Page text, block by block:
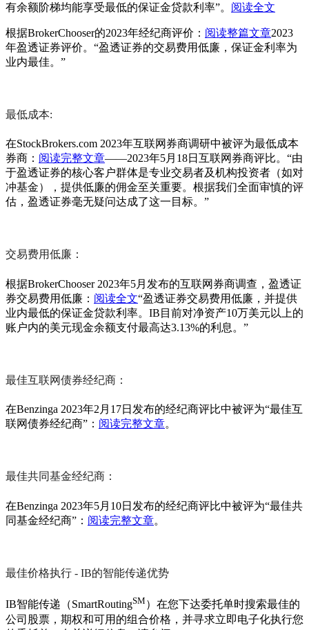
有余额阶梯均能享受最低的保证金贷款利率”。 阅读全文
根据BrokerChooser的2023年经纪商评价： 阅读整篇文章2023
年盈透证券评价。“盈透证券的交易费用低廉，保证金利率为
业内最佳。”
最低成本:
在StockBrokers.com 2023年互联网券商调研中被评为最低成本
券商： 阅读完整文章——2023年5月18日互联网券商评比。“由
于盈透证券的核心客户群体是专业交易者及机构投资者（如对
冲基金），提供低廉的佣金至关重要。根据我们全面审慎的评
估，盈透证券毫无疑问达成了这一目标。”
交易费用低廉：
根据BrokerChooser 2023年5月发布的互联网券商调查，盈透证
券交易费用低廉： 阅读全文“盈透证券交易费用低廉，并提供
业内最低的保证金贷款利率。IB目前对净资产10万美元以上的
账户内的美元现金余额支付最高达3.13%的利息。”
最佳互联网债券经纪商：
在Benzinga 2023年2月17日发布的经纪商评比中被评为“最佳互
联网债券经纪商”： 阅读完整文章。
最佳共同基金经纪商：
在Benzinga 2023年5月10日发布的经纪商评比中被评为“最佳共
同基金经纪商”： 阅读完整文章。
最佳价格执行 - IB的智能传递优势
IB智能传递（SmartRoutingSM ）在您下达委托单时搜索最佳的
公司股票，期权和可用的组合价格，并寻求立即电子化执行您